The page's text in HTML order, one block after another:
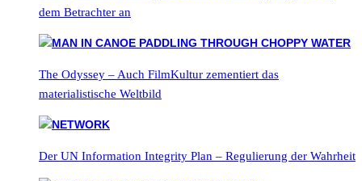
dem Betrachter an
The Odyssey – Auch FilmKultur zementiert das
materialistische Weltbild
Der UN Information Integrity Plan – Regulierung der Wahrheit